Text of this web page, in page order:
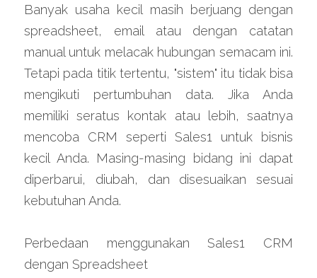
Banyak usaha kecil masih berjuang dengan
spreadsheet, email atau dengan catatan
manual untuk melacak hubungan semacam ini.
Tetapi pada titik tertentu, "sistem" itu tidak bisa
mengikuti pertumbuhan data. Jika Anda
memiliki seratus kontak atau lebih, saatnya
mencoba CRM seperti Sales1 untuk bisnis
kecil Anda. Masing-masing bidang ini dapat
diperbarui, diubah, dan disesuaikan sesuai
kebutuhan Anda.
Perbedaan menggunakan Sales1 CRM
dengan Spreadsheet